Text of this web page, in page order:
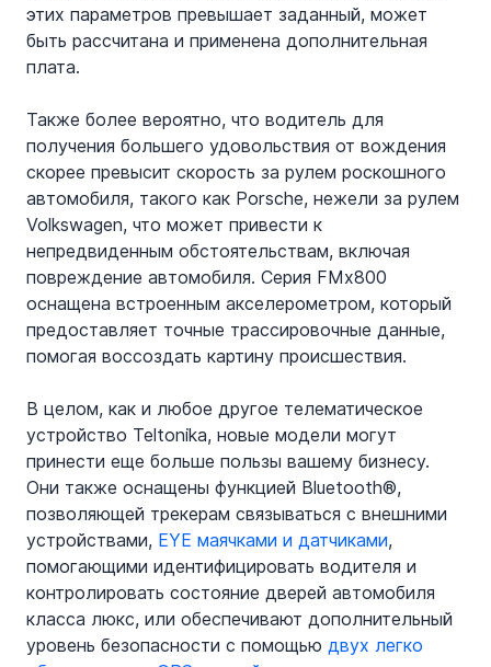
этих параметров превышает заданный, может
быть рассчитана и применена дополнительная
плата.
Также более вероятно, что водитель для
получения большего удовольствия от вождения
скорее превысит скорость за рулем роскошного
автомобиля, такого как Porsche, нежели за рулем
Volkswagen, что может привести к
непредвиденным обстоятельствам, включая
повреждение автомобиля. Серия FMx800
оснащена встроенным акселерометром, который
предоставляет точные трассировочные данные,
помогая воссоздать картину происшествия.
В целом, как и любое другое телематическое
устройство Teltonika, новые модели могут
принести еще больше пользы вашему бизнесу.
Они также оснащены функцией Bluetooth®,
позволяющей трекерам связываться с внешними
устройствами, EYE маячками и датчиками,
помогающими идентифицировать водителя и
контролировать состояние дверей автомобиля
класса люкс, или обеспечивают дополнительный
уровень безопасности с помощью двух легко